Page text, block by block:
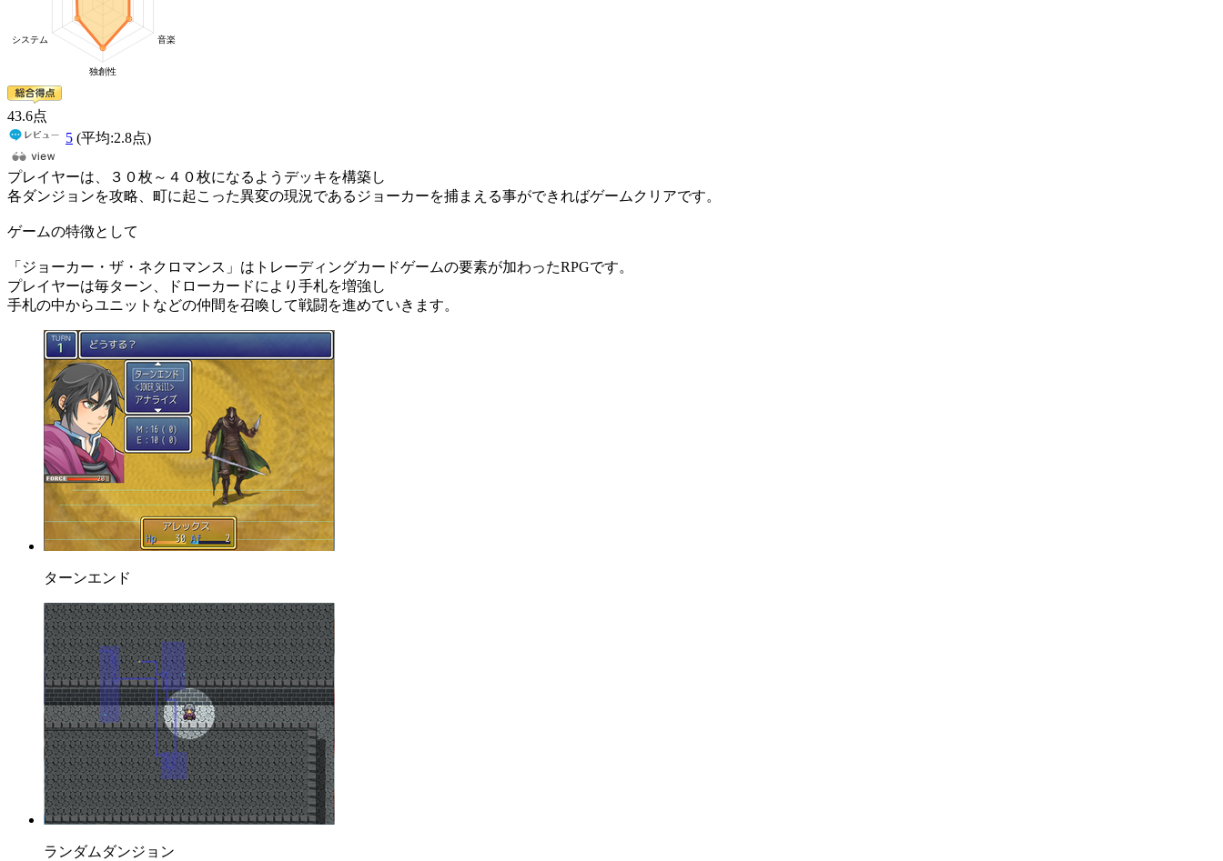
43.6点
5 (平均:2.8点)
プレイヤーは、３０枚～４０枚になるようデッキを構築し
各ダンジョンを攻略、町に起こった異変の現況であるジョーカーを捕まえる事ができればゲームクリアです。
ゲームの特徴として
「ジョーカー・ザ・ネクロマンス」はトレーディングカードゲームの要素が加わったRPGです。
プレイヤーは毎ターン、ドローカードにより手札を増強し
手札の中からユニットなどの仲間を召喚して戦闘を進めていきます。
ターンエンド
ランダムダンジョン